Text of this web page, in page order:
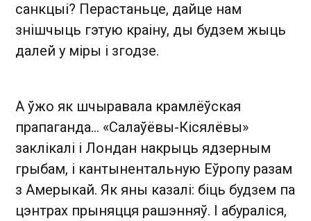
санкцыі? Перастаньце, дайце нам
знішчыць гэтую краіну, ды будзем жыць
далей у міры і згодзе.
А ўжо як шчыравала крамлёўская
прапаганда… «Салаўёвы-Кісялёвы»
заклікалі і Лондан накрыць ядзерным
грыбам, і кантынентальную Еўропу разам
з Амерыкай. Як яны казалі: біць будзем па
цэнтрах прыняцця рашэнняў. І абураліся,